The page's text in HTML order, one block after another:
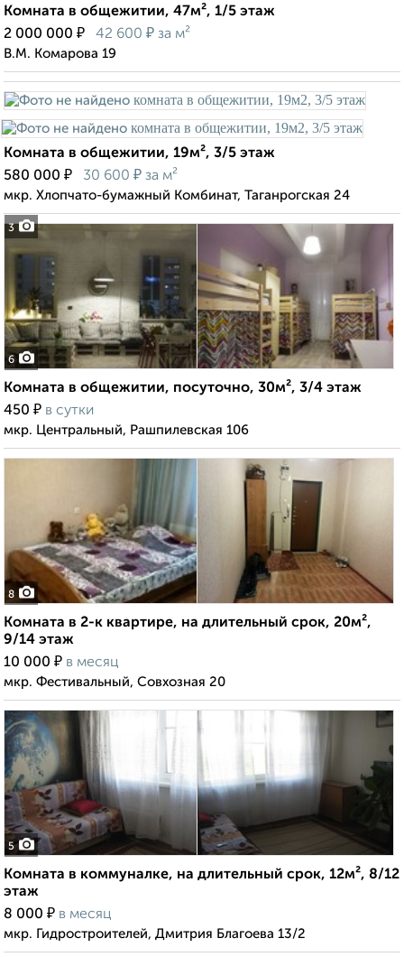
Комната в общежитии, 47м², 1/5 этаж
2 000 000 ₽ 42 600 ₽ за м²
В.М. Комарова 19
3
Комната в общежитии, 19м², 3/5 этаж
580 000 ₽ 30 600 ₽ за м²
мкр. Хлопчато-бумажный Комбинат, Таганрогская 24
6
Комната в общежитии, посуточно, 30м², 3/4 этаж
450 ₽ в сутки
мкр. Центральный, Рашпилевская 106
8
Комната в 2-к квартире, на длительный срок, 20м²,
9/14 этаж
10 000 ₽ в месяц
мкр. Фестивальный, Совхозная 20
5
Комната в коммуналке, на длительный срок, 12м², 8/12
этаж
8 000 ₽ в месяц
мкр. Гидростроителей, Дмитрия Благоева 13/2